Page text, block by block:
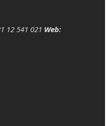
12 541 021 Web: